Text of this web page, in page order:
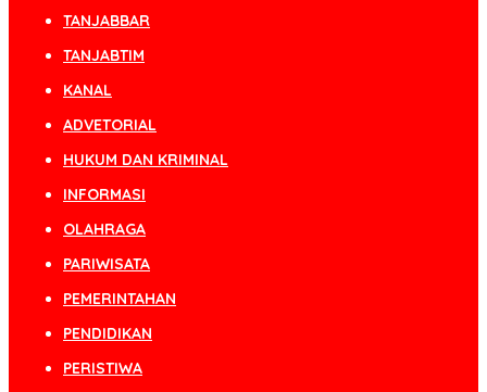
TANJABBAR
TANJABTIM
KANAL
ADVETORIAL
HUKUM DAN KRIMINAL
INFORMASI
OLAHRAGA
PARIWISATA
PEMERINTAHAN
PENDIDIKAN
PERISTIWA